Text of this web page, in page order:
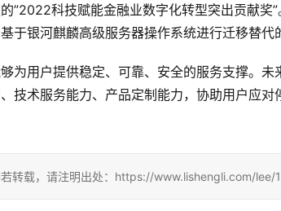
”2022科技赋能金融业数字化转型突出贡献奖
于银河麒麟高级服务器操作系统进行迁移替
为用户提供稳定、可靠、安全的服务支撑。
技术服务能力、产品定制能力，协助用户应
转载，请注明出处：https://www.lishengli.com/lee/